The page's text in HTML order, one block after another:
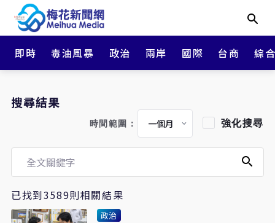
即時 毒油風暴 政治 兩岸 國際 台商 綜
搜尋結果
時間範圍： 強化搜尋
已找到3589則相關結果
政治